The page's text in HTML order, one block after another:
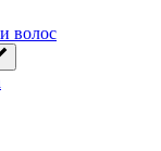
волос